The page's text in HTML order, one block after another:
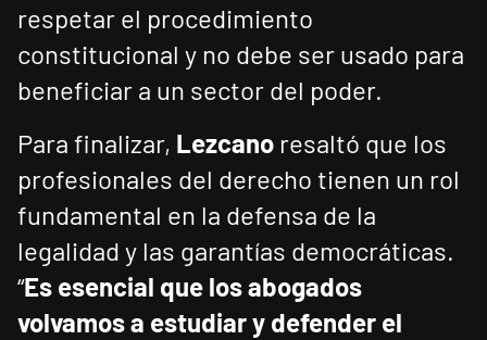
respetar el procedimiento
constitucional y no debe ser usado para
beneficiar a un sector del poder.
Para finalizar, Lezcano resaltó que los
profesionales del derecho tienen un rol
fundamental en la defensa de la
legalidad y las garantías democráticas.
“Es esencial que los abogados
volvamos a estudiar y defender el